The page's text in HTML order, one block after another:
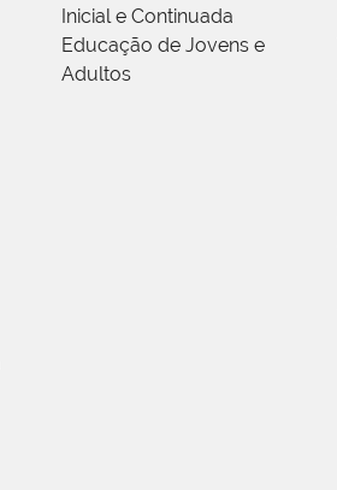
Inicial e Continuada
Educação de Jovens e
Adultos